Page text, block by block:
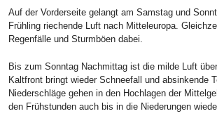
Auf der Vorderseite gelangt am Samstag und
Frühling riechende Luft nach Mitteleuropa.
Regenfälle und Sturmböen dabei.
Bis zum Sonntag Nachmittag ist die milde Luft
Kaltfront bringt wieder Schneefall und absinkende
Niederschläge gehen in den Hochlagen der
den Frühstunden auch bis in die Niederungen